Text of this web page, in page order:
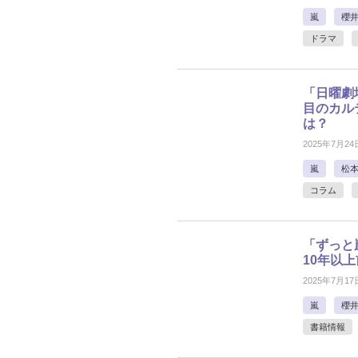
嵐 櫻
ドラマ
「日曜
目のカ
は？
2025年7月24
嵐 松
コラム
「ずっ
10年以
2025年7月17
嵐 櫻
書籍情報